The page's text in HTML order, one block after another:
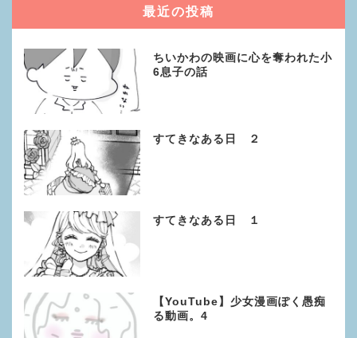
最近の投稿
ちいかわの映画に心を奪われた小
6息子の話
すてきなある日 ２
すてきなある日 １
【YouTube】少女漫画ぽく愚痴
る動画。4